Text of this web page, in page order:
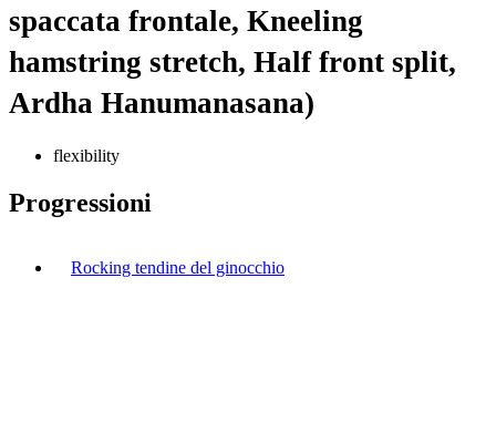
spaccata frontale, Kneeling
hamstring stretch, Half front split,
Ardha Hanumanasana)
flexibility
Progressioni
Rocking tendine del ginocchio